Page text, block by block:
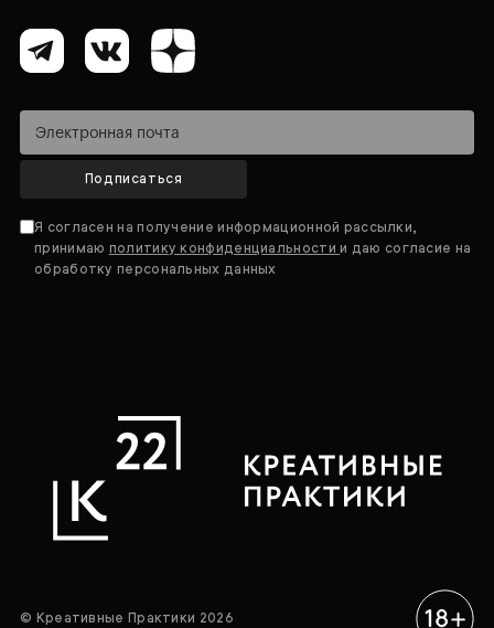
Подписаться
Я согласен на получение информационной рассылки,
принимаю политику конфиденциальностии даю согласие на
обработку персональных данных
© Креативные Практики 2026